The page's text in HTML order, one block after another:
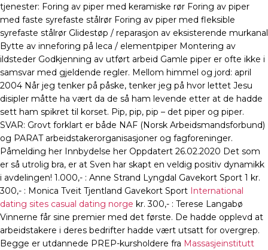
tjenester: Foring av piper med keramiske rør Foring av piper
med faste syrefaste stålrør Foring av piper med fleksible
syrefaste stålrør Glidestøp / reparasjon av eksisterende murkanal
Bytte av inneforing på leca / elementpiper Montering av
ildsteder Godkjenning av utført arbeid Gamle piper er ofte ikke i
samsvar med gjeldende regler. Mellom himmel og jord: april
2004 Når jeg tenker på påske, tenker jeg på hvor lettet Jesu
disipler måtte ha vært da de så ham levende etter at de hadde
sett ham spikret til korset. Pip, pip, pip – det piper og piper.
SVAR: Grovt forklart er både NAF (Norsk Arbeidsmandsforbund)
og PARAT arbeidstakerorganisasjoner og fagforeninger.
Påmelding her Innbydelse her Oppdatert 26.02.2020 Det som
er så utrolig bra, er at Sven har skapt en veldig positiv dynamikk
i avdelingen! 1.000,- : Anne Strand Lyngdal Gavekort Sport 1 kr.
300,- : Monica Tveit Tjentland Gavekort Sport International
dating sites casual dating norge kr. 300,- : Terese Langabø
Vinnerne får sine premier med det første. De hadde opplevd at
arbeidstakere i deres bedrifter hadde vært utsatt for overgrep.
Begge er utdannede PREP-kursholdere fra Massasjeinstitutt